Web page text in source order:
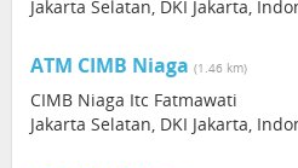
Jakarta Selatan, DKI Jakarta,
ATM CIMB Niaga (1.46 km)
CIMB Niaga Itc Fatmawati
Jakarta Selatan, DKI Jakarta,